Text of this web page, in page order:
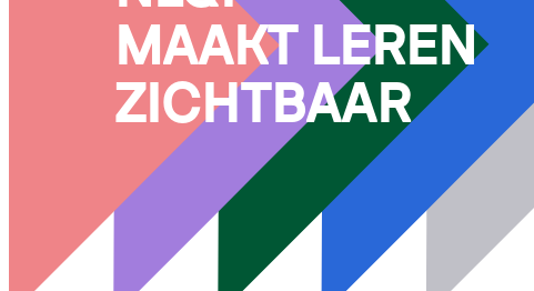
MAAKT LEREN
ZICHTBAAR